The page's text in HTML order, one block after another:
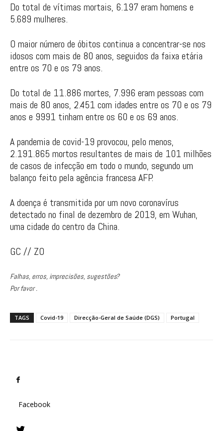
Do total de vítimas mortais, 6.197 eram homens e
5.689 mulheres.
O maior número de óbitos continua a concentrar-se nos
idosos com mais de 80 anos, seguidos da faixa etária
entre os 70 e os 79 anos.
Do total de 11.886 mortes, 7.996 eram pessoas com
mais de 80 anos, 2.451 com idades entre os 70 e os 79
anos e 9991 tinham entre os 60 e os 69 anos.
A pandemia de covid-19 provocou, pelo menos,
2.191.865 mortos resultantes de mais de 101 milhões
de casos de infecção em todo o mundo, segundo um
balanço feito pela agência francesa AFP.
A doença é transmitida por um novo coronavírus
detectado no final de dezembro de 2019, em Wuhan,
uma cidade do centro da China.
GC // ZO
Falhas, erros, imprecisões, sugestões?
Por favor .
TAGS Covid-19 Direcção-Geral de Saúde (DGS) Portugal
Facebook